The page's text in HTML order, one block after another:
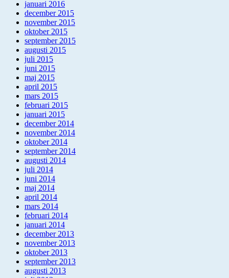
januari 2016
december 2015
november 2015
oktober 2015
september 2015
augusti 2015
juli 2015
juni 2015
maj 2015
april 2015
mars 2015
februari 2015
januari 2015
december 2014
november 2014
oktober 2014
september 2014
augusti 2014
juli 2014
juni 2014
maj 2014
april 2014
mars 2014
februari 2014
januari 2014
december 2013
november 2013
oktober 2013
september 2013
augusti 2013